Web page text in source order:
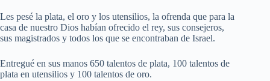
Les pesé la plata, el oro y los utensilios, la ofrenda que para la
casa de nuestro Dios habían ofrecido el rey, sus consejeros,
sus magistrados y todos los que se encontraban de Israel.
Entregué en sus manos 650 talentos de plata, 100 talentos de
plata en utensilios y 100 talentos de oro.